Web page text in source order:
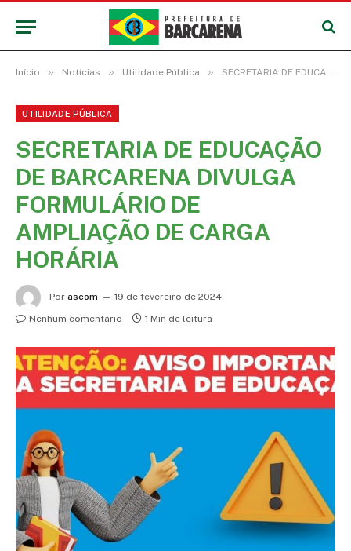
Início » Notícias » Utilidade Pública » SECRETARIA DE EDUCAÇÃO DE BARCARENA DIVULGA FORMULÁRIO DE AMPLIAÇÃO DE CARGA HORÁRIA
UTILIDADE PÚBLICA
SECRETARIA DE EDUCAÇÃO
DE BARCARENA DIVULGA
FORMULÁRIO DE
AMPLIAÇÃO DE CARGA
HORÁRIA
Por ascom
19 de fevereiro de 2024
Nenhum comentário
1 Min de leitura